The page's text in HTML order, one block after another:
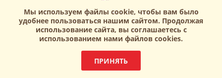
данных
Создание и продвижение сайтов
Мы используем файлы cookie, чтобы вам было
удобнее пользоваться нашим сайтом. Продолжая
использование сайта, вы соглашаетесь c
использованием нами файлов cookies.
ПРИНЯТЬ